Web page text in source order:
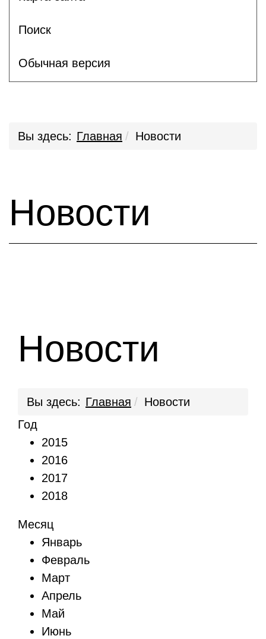
Поиск
Обычная версия
Вы здесь: Главная Новости
Новости
Новости
Вы здесь: Главная
Новости
Год
2015
2016
2017
2018
Месяц
Январь
Февраль
Март
Апрель
Май
Июнь